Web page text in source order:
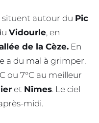
situent autour du Pic
Vidourle, en
de la Cèze. En
a du mal à grimper.
ou 7°C au meilleur
et Nîmes. Le ciel
midi.